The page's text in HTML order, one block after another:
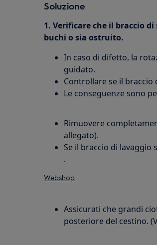
Soluzione
1. Verificare che il braccio
buchi o sia ostruito.
In caso di difetto, la
guidato.
Controllare se il
Le conseguenze sono
Rimuovere
allegato).
Se il braccio di
.
Webshop
Assicurati che grandi
posteriore del cestino.